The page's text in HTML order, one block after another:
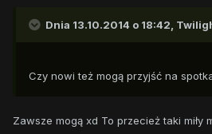
Dnia 13.10.2014 o 18:42,
Czy nowi też mogą przyjść na
Zawsze mogą xd To przecież taki miły